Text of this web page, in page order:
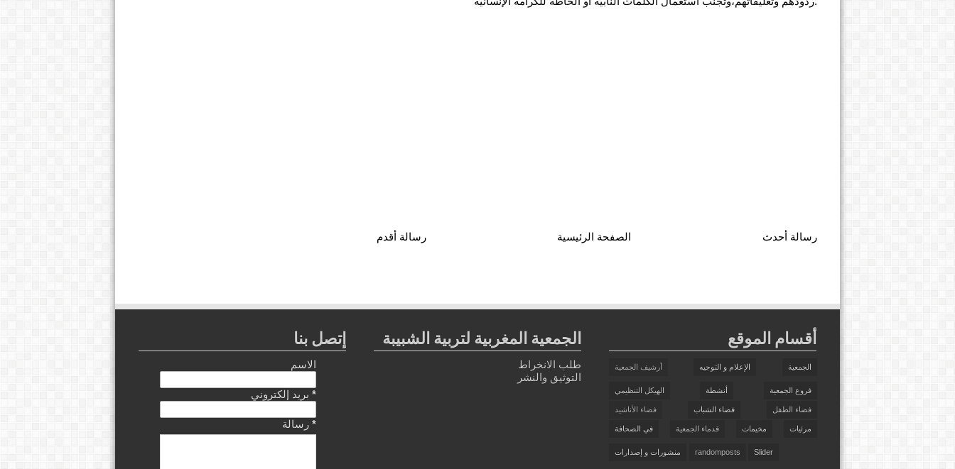
رسالة أحدث رسالة أقدم الصفحة الرئيسية
إتصل بنا
الاسم
*
رسالة *
الجمعية المغربية لتربية الشبيبة
طلب الانخراط
التوثيق والنشر
أقسام الموقع
أرشيف الجمعية الإعلام و التوجيه الجمعية
الهيكل التنظيمي أنشطة فروع الجمعية
فضاء الأناشيد فضاء الشباب فضاء الطفل
في الصحافة قدماء الجمعية مخيمات مرئيات
منشورات و إصدارات randomposts Slider